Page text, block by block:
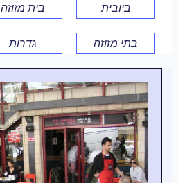
ביובית בית מזוזה
בתי מזוזה גדרות